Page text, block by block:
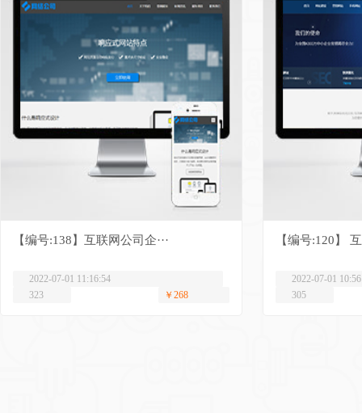
【编号:138】互联网公司企···
2022-07-01 11:16:54
323
￥268
【编号:120】
2022-07-01
305